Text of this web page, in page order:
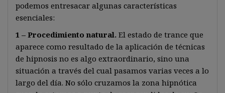
podemos entresacar algunas características
esenciales:
1 – Procedimiento natural. El estado de trance que
aparece como resultado de la aplicación de técnicas
de hipnosis no es algo extraordinario, sino una
situación a través del cual pasamos varias veces a lo
largo del día. No sólo cruzamos la zona hipnótica